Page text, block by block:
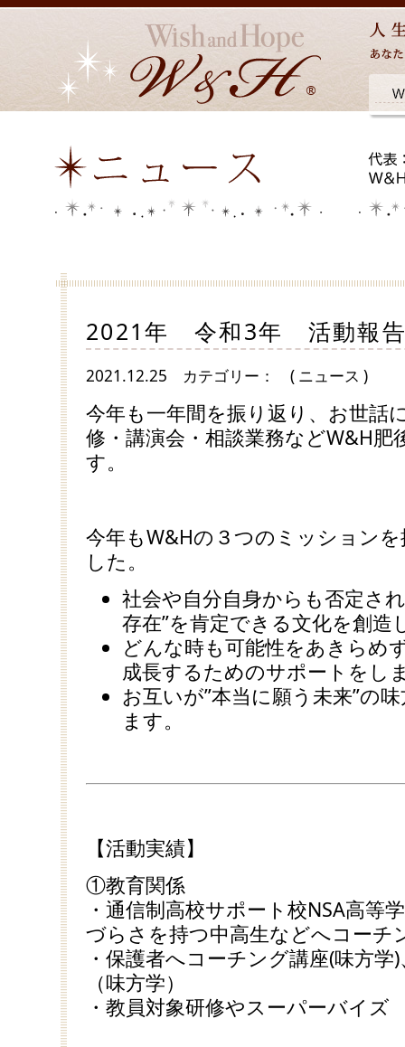
2021年 令和3年 活動報
2021.12.25 カテゴリー： ( ニュース )
今年も一年間を振り返り、お世話
修・講演会・相談業務などW&H肥
す。
今年もW&Hの３つのミッション
した。
社会や自分自身からも否定さ
存在”を肯定できる文化を創造
どんな時も可能性をあきらめ
成長するためのサポートをし
お互いが”本当に願う未来”の
ます。
【活動実績】
①教育関係
・通信制高校サポート校NSA高等
づらさを持つ中高生などへコーチ
・保護者へコーチング講座(味方
（味方学）
・教員対象研修やスーパーバイズ